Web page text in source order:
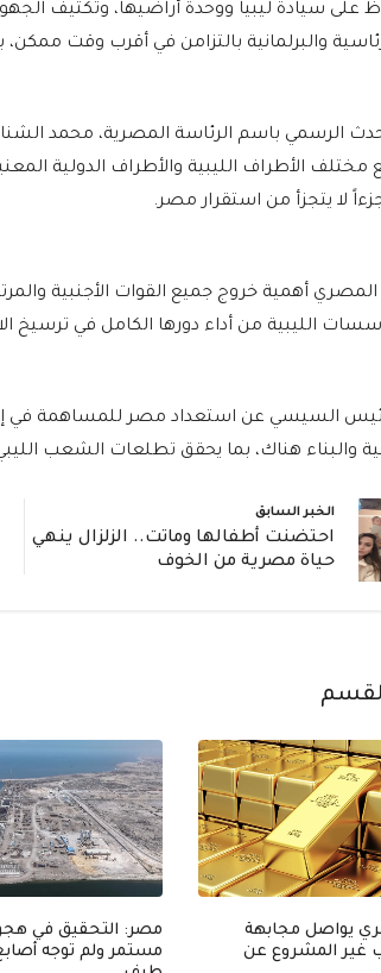
على سيادة ليبيا ووحدة أراضيها، وتكثيف
والبرلمانية بالتزامن في أقرب وقت
الرسمي باسم الرئاسة المصرية، محمد
الأطراف الليبية والأطراف الدولية
لا يتجزأ من استقرار مصر.
أهمية خروج جميع القوات الأجنبية
الليبية من أداء دورها الكامل في ترسيخ
السيسي عن استعداد مصر للمساهمة في
والبناء هناك، بما يحقق تطلعات الشعب
الخبر السابق
احتضنت أطفالها وماتت.. الزلزال ينهي
حياة مصرية من الخوف
يواصل مجابهة
غير المشروع عن
مصر: التحقيق في
مستمر ولم توجه